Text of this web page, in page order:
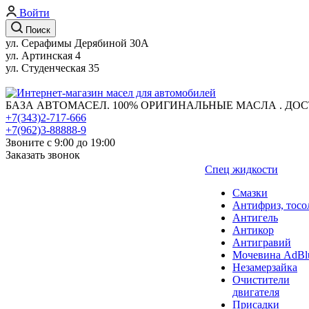
Войти
Поиск
ул. Серафимы Дерябиной 30А
ул. Артинская 4
ул. Студенческая 35
БАЗА АВТОМАСЕЛ. 100% ОРИГИНАЛЬНЫЕ МАСЛА .
+7(343)2-717-666
+7(962)3-88888-9
Звоните с 9:00 до 19:00
Заказать звонок
Спец жидкости
Смазки
Антифриз,
Антигель
Антикор
Антигравий
Мочевина
Незамерзайка
Очистители
двигателя
Присадки